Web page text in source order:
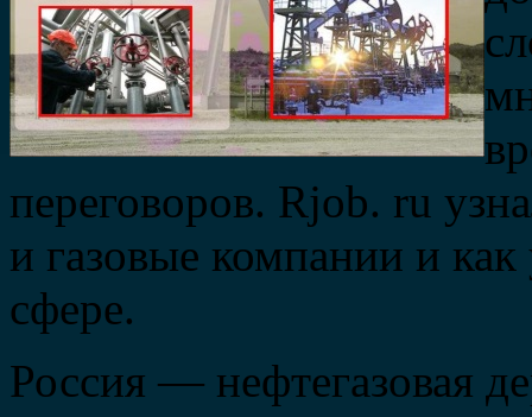
переговоров. Rjob. ru
и газовые компании и как
сфере.
Россия — нефтегазовая